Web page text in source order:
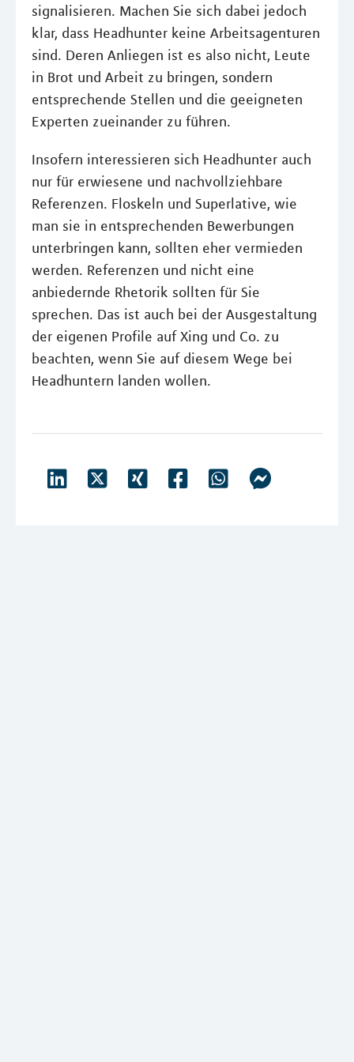
signalisieren. Machen Sie sich dabei jedoch
klar, dass Headhunter keine Arbeitsagenturen
sind. Deren Anliegen ist es also nicht, Leute
in Brot und Arbeit zu bringen, sondern
entsprechende Stellen und die geeigneten
Experten zueinander zu führen.
Insofern interessieren sich Headhunter auch
nur für erwiesene und nachvollziehbare
Referenzen. Floskeln und Superlative, wie
man sie in entsprechenden Bewerbungen
unterbringen kann, sollten eher vermieden
werden. Referenzen und nicht eine
anbiedernde Rhetorik sollten für Sie
sprechen. Das ist auch bei der Ausgestaltung
der eigenen Profile auf Xing und Co. zu
beachten, wenn Sie auf diesem Wege bei
Headhuntern landen wollen.